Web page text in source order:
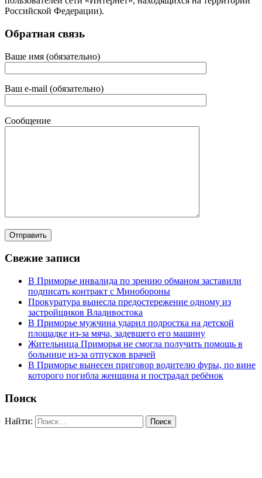
Российской Федерации).
Обратная связь
Ваше имя (обязательно)
Ваш e-mail (обязательно)
Сообщение
Свежие записи
В Приморье инвалида по зрению обманом заставили
подписать контракт с Минобороны
Прокуратура вынесла предостережение одному из
застройщиков Владивостока
В Приморье мужчина ударил подростка на детской
площадке из-за мяча, задевшего его машину
Жительница Приморья не смогла получить помощь в
больнице из-за отпусков врачей
В Приморье вынесен приговор водителю фуры, по вине
которого погибла женщина и пострадал ребёнок
Поиск
Найти: